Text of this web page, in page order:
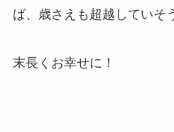
ば、歳さえも超越していそ
末長くお幸せに！